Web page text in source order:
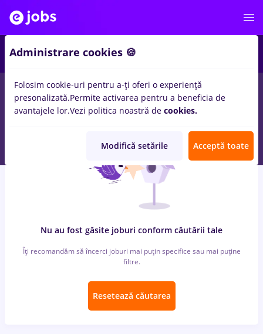
locuri de muncapull bear, Full timeinTimisoara
Entry-Level (< 2 ani)inBanci, Medicina / Sanatate
Nu au fost găsite joburi conform căutării tale
Îți recomandăm să încerci joburi mai puțin specifice sau mai puține
filtre.
Resetează căutarea
Administrare cookies 🍪
Folosim cookie-uri pentru a-ți oferi o experiență
presonalizată.Permite activarea pentru a beneficia de
avantajele lor.Vezi politica noastră de cookies.
Modifică setările Acceptă toate